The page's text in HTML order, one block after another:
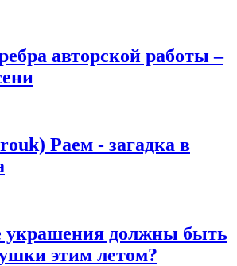
авторской работы –
Раем - загадка в
украшения должны быть
этим летом?